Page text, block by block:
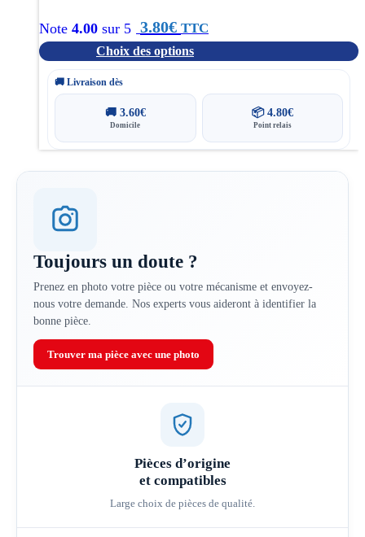
Note 4.00 sur 5 3.80€ TTC
Choix des options
choisies
sur
la
🚚 Livraison dès
🚚 3.60€
Domicile
📦 4.80€
Point relais
Toujours un doute ?
Prenez en photo votre pièce ou votre mécanisme et envoyez-
nous votre demande. Nos experts vous aideront à identifier la
bonne pièce.
Trouver ma pièce avec une photo
Pièces d’origine
et compatibles
Large choix de pièces de qualité.